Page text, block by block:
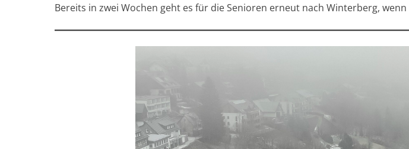
Bereits in zwei Wochen geht es für die Senioren erneut nach Winterberg,